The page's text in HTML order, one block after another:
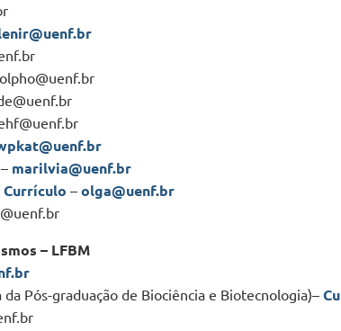
– marilvia@uenf.br
Currículo – olga@uenf.br
– LFBM
Pós-graduação de Biociência e Biotecnologia)–